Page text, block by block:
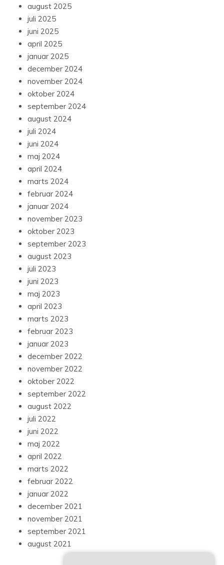
august 2025
juli 2025
juni 2025
april 2025
januar 2025
december 2024
november 2024
oktober 2024
september 2024
august 2024
juli 2024
juni 2024
maj 2024
april 2024
marts 2024
februar 2024
januar 2024
november 2023
oktober 2023
september 2023
august 2023
juli 2023
juni 2023
maj 2023
april 2023
marts 2023
februar 2023
januar 2023
december 2022
november 2022
oktober 2022
september 2022
august 2022
juli 2022
juni 2022
maj 2022
april 2022
marts 2022
februar 2022
januar 2022
december 2021
november 2021
september 2021
august 2021